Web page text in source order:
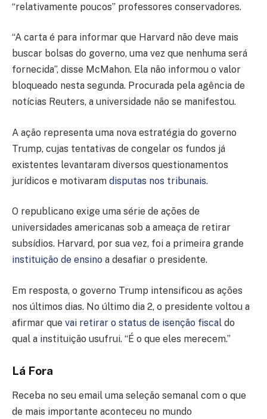
“relativamente poucos” professores conservadores.
“A carta é para informar que Harvard não deve mais
buscar bolsas do governo, uma vez que nenhuma será
fornecida”, disse McMahon. Ela não informou o valor
bloqueado nesta segunda. Procurada pela agência de
notícias Reuters, a universidade não se manifestou.
A ação representa uma nova estratégia do governo
Trump, cujas tentativas de congelar os fundos já
existentes levantaram diversos questionamentos
jurídicos e motivaram disputas nos tribunais.
O republicano exige uma série de ações de
universidades americanas sob a ameaça de retirar
subsídios. Harvard, por sua vez, foi a primeira grande
instituição de ensino a desafiar o presidente.
Em resposta, o governo Trump intensificou as ações
nos últimos dias. No último dia 2, o presidente voltou a
afirmar que vai retirar o status de isenção fiscal do
qual a instituição usufrui. “É o que eles merecem.”
Lá Fora
Receba no seu email uma seleção semanal com o que
de mais importante aconteceu no mundo